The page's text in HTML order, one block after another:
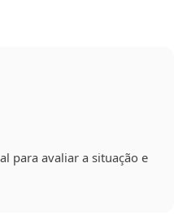
para avaliar a situação e